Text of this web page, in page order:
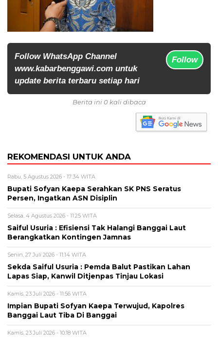
Follow WhatsApp Channel
www.kabarbenggawi.com untuk
update berita terbaru setiap hari
Follow
Berita ini 0 kali dibaca
REKOMENDASI UNTUK ANDA
Rabu, 5 Agustus 2026 - 17:34 WITA
Bupati Sofyan Kaepa Serahkan SK PNS Seratus
Persen, Ingatkan ASN Disiplin
Selasa, 4 Agustus 2026 - 11:25 WITA
Saiful Usuria : Efisiensi Tak Halangi Banggai Laut
Berangkatkan Kontingen Jamnas
Senin, 27 Juli 2026 - 11:14 WITA
Sekda Saiful Usuria : Pemda Balut Pastikan Lahan
Lapas Siap, Kanwil Ditjenpas Tinjau Lokasi
Kamis, 23 Juli 2026 - 11:56 WITA
Impian Bupati Sofyan Kaepa Terwujud, Kapolres
Banggai Laut Tiba Di Banggai
Kamis, 23 Juli 2026 - 10:18 WITA